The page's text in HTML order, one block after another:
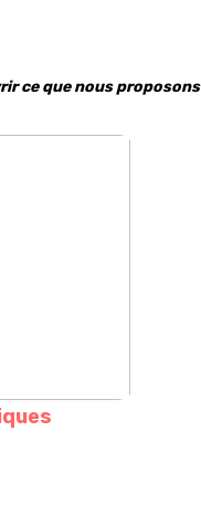
ce que nous proposons